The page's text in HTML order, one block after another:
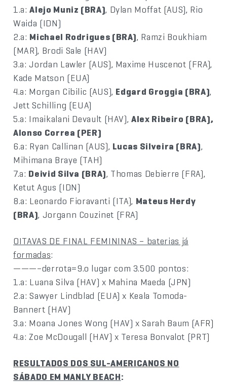
1.a:Alejo Muniz (BRA), Dylan Moffat (AUS), Rio
Waida (IDN)
2.a: Michael Rodrigues (BRA), Ramzi Boukhiam
(MAR), Brodi Sale (HAV)
3.a: Jordan Lawler (AUS), Maxime Huscenot (FRA),
Kade Matson (EUA)
4.a: Morgan Cibilic (AUS), Edgard Groggia (BRA),
Jett Schilling (EUA)
5.a: Imaikalani Devault (HAV),Alex Ribeiro (BRA),
Alonso Correa (PER)
6.a: Ryan Callinan (AUS), Lucas Silveira (BRA),
Mihimana Braye (TAH)
7.a: Deivid Silva (BRA), Thomas Debierre (FRA),
Ketut Agus (IDN)
8.a: Leonardo Fioravanti (ITA), Mateus Herdy
(BRA), Jorgann Couzinet (FRA)
OITAVAS DE FINAL FEMININAS – baterias já
formadas:
———–derrota=9.o lugar com 3.500 pontos:
1.a: Luana Silva (HAV) x Mahina Maeda (JPN)
2.a: Sawyer Lindblad (EUA) x Keala Tomoda-
Bannert (HAV)
3.a: Moana Jones Wong (HAV) x Sarah Baum (AFR)
4.a: Zoe McDougall (HAV) x Teresa Bonvalot (PRT)
RESULTADOS DOS SUL-AMERICANOS NO
SÁBADO EM MANLY BEACH: